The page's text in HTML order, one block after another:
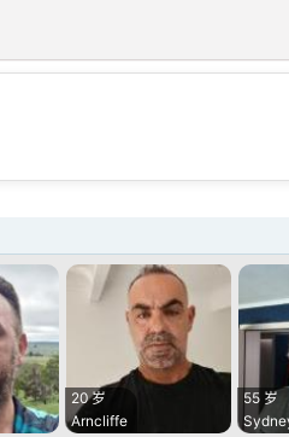
💕
20 岁
Arncliffe
55 岁